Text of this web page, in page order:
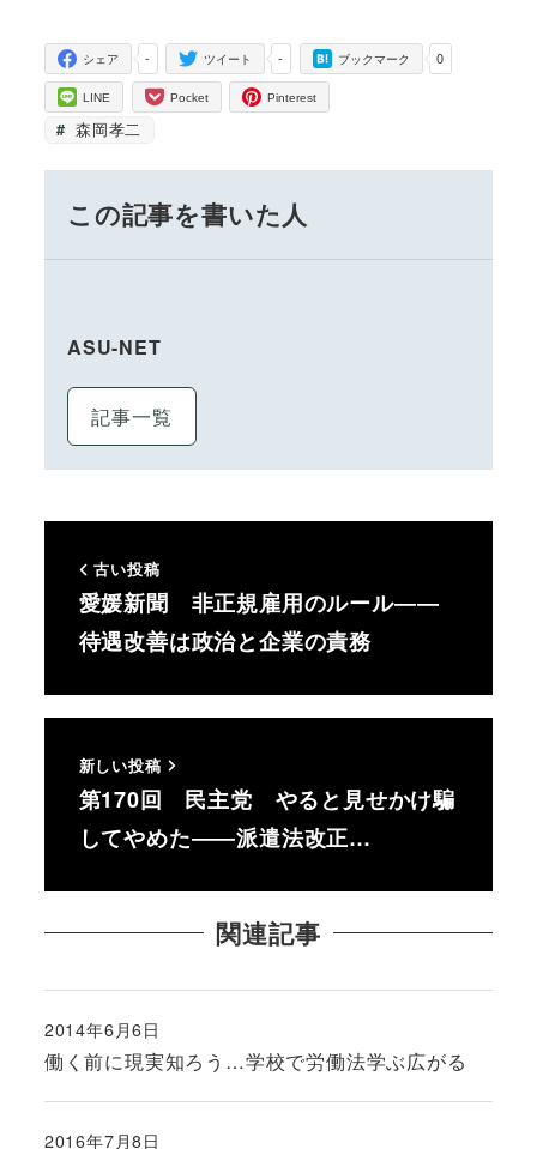
-
シェア -
ツイート 0
ブックマーク
LINE Pocket Pinterest
森岡孝二
この記事を書いた人
ASU-NET
記事一覧
古い投稿
愛媛新聞 非正規雇用のルール――
待遇改善は政治と企業の責務
新しい投稿
第170回 民主党 やると見せかけ騙
してやめた――派遣法改正…
関連記事
働く前に現実知ろう…学校で労働法学ぶ広がる
投稿日
2014年6月6日
2016年7月8日